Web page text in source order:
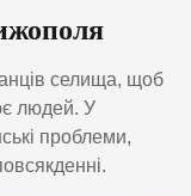
селища, щоб
людей. У
проблеми,